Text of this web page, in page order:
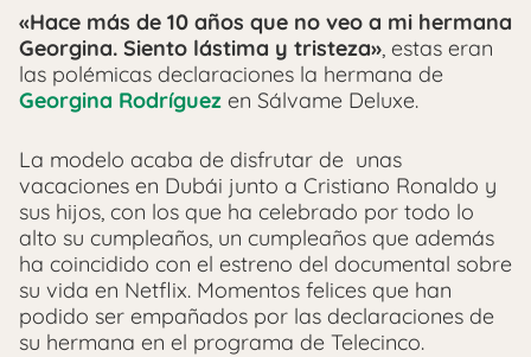
«Hace más de 10 años que no veo a mi hermana
Georgina. Siento lástima y tristeza», estas eran
las polémicas declaraciones la hermana de
Georgina Rodríguez en Sálvame Deluxe.
La modelo acaba de disfrutar de unas
vacaciones en Dubái junto a Cristiano Ronaldo y
sus hijos, con los que ha celebrado por todo lo
alto su cumpleaños, un cumpleaños que además
ha coincidido con el estreno del documental sobre
su vida en Netflix. Momentos felices que han
podido ser empañados por las declaraciones de
su hermana en el programa de Telecinco.